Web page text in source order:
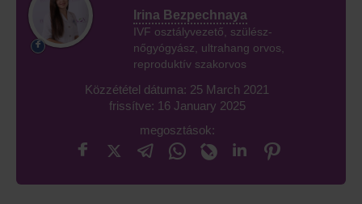
Irina Bezpechnaya
IVF osztályvezető, szülész-
nőgyógyász, ultrahang orvos,
reproduktív szakorvos
Közzététel dátuma: 25 March 2021
frissítve: 16 January 2025
megosztások: